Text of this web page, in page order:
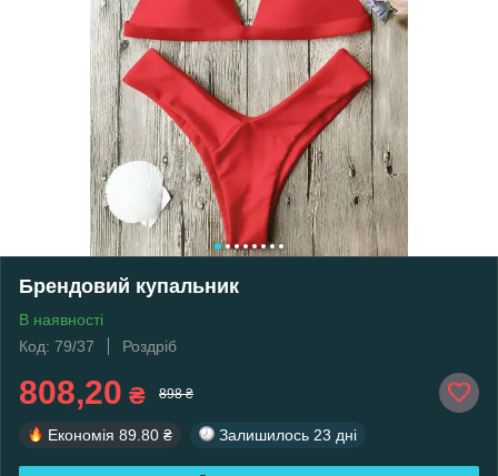
Брендовий купальник
В наявності
Код: 79/37
Роздріб
808,20 ₴ 898 ₴
Економія 89.80 ₴ Залишилось 23 дні